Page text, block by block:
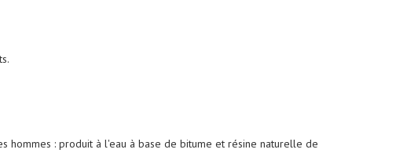
hommes : produit à l'eau à base de bitume et résine naturelle de